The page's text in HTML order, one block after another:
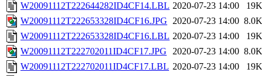
W20091112T222644282ID4CF14.LBL 2020-07-23 14:00
19K
W20091112T222653328ID4CF16.JPG 2020-07-23 14:00 8.0K
W20091112T222653328ID4CF16.LBL 2020-07-23 14:00
19K
W20091112T222702011ID4CF17.JPG
2020-07-23 14:00 8.0K
W20091112T222702011ID4CF17.LBL 2020-07-23 14:00
19K